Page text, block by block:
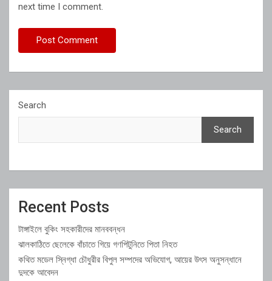
next time I comment.
Search
Search
Recent Posts
টাঙ্গাইলে বুকিং সহকারীদের মানববন্ধন
ঝালকাঠিতে ছেলেকে বাঁচাতে গিয়ে গণপিটুনিতে পিতা নিহত
কথিত মডেল স্নিগ্ধা চৌধুরীর বিপুল সম্পদের অভিযোগ, আয়ের উৎস অনুসন্ধানে
দুদকে আবেদন